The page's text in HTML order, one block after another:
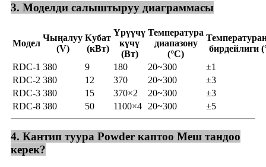
3. Моделди салыштыруу диаграммасы
Модел
Чыңалуу
(V)
Кубат
(кВт)
Үрүүчү
күчү
(Вт)
Температура
диапазону
(°C)
бирдейлиги
RDC-1 380 9 180 20~300
±1
RDC-2 380 12 370 20~300
±3
RDC-3 380 15 370×2 20~300
±3
RDC-8 380 50 1100×4 20~300 ±5
4. Кантип туура Powder каптоо Меш тандоо
керек?